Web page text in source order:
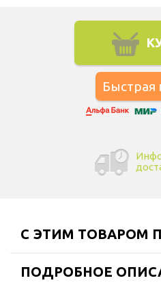
C ЭТИМ ТОВАРОМ
ПОДРОБНОЕ